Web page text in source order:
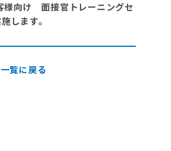
向け 面接官トレーニングセ
します。
覧に戻る